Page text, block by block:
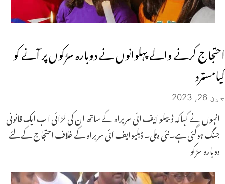
احتجاج کرنے والے پہلوانوں نے دوبارہ سڑکوں پر آنے کو
کیامسترد
جون 26, 2023
انہوں نے کہاکہ ڈبیلو ایف ائی سربراہ کے ساتھ ان کی لڑائی ا ب ایک قانونی
جنگ ہوگئی ہے۔نئی دہلی۔ ڈبلیوایف ائی سربراہ کے خلاف احتجاج کے لئے
دوبارہ سڑکو